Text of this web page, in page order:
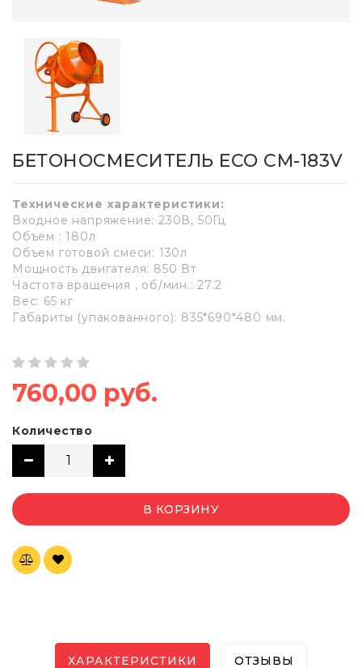
БЕТОНОСМЕСИТЕЛЬ ECO CM-183V
Технические характеристики:
Входное напряжение: 230В, 50Гц
Объем : 180л
Объем готовой смеси: 130л
Мощность двигателя: 850 Вт
Частота вращения , об/мин.: 27.2
Вес: 65 кг
Габариты (упакованного): 835*690*480 мм.
760,00 руб.
Количество
В КОРЗИНУ
ХАРАКТЕРИСТИКИ ОТЗЫВЫ